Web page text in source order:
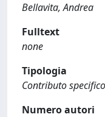
Bellavita, Andrea
Fulltext
none
Tipologia
Contributo
Numero autori